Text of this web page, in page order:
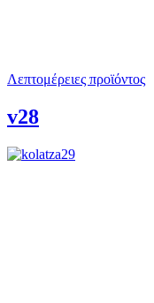
Λεπτομέρειες προϊόντος
v28